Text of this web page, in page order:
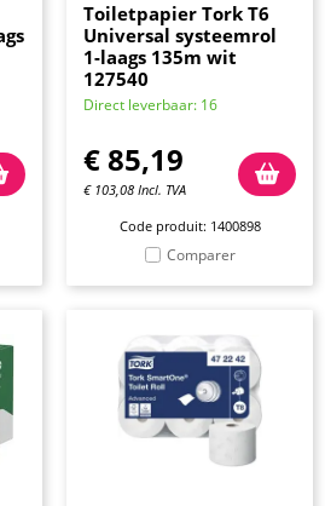
Toiletpapier Tork T6
Universal systeemrol
1-laags 135m wit
127540
Direct leverbaar: 16
€85,19
€ 103,08 Incl. TVA
Code produit: 1400898
Comparer